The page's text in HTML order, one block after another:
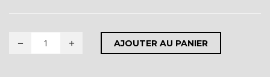
AJOUTER AU PANIER